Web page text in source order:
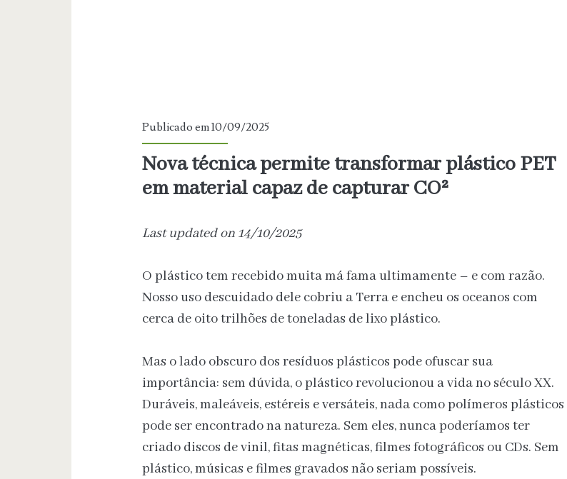
Publicado em 10/09/2025
Nova técnica permite transformar plástico PET
em material capaz de capturar CO²
Last updated on 14/10/2025
O plástico tem recebido muita má fama ultimamente – e com razão.
Nosso uso descuidado dele cobriu a Terra e encheu os oceanos com
cerca de oito trilhões de toneladas de lixo plástico.
Mas o lado obscuro dos resíduos plásticos pode ofuscar sua
importância: sem dúvida, o plástico revolucionou a vida no século XX.
Duráveis, maleáveis, estéreis e versáteis, nada como polímeros plásticos
pode ser encontrado na natureza. Sem eles, nunca poderíamos ter
criado discos de vinil, fitas magnéticas, filmes fotográficos ou CDs. Sem
plástico, músicas e filmes gravados não seriam possíveis.